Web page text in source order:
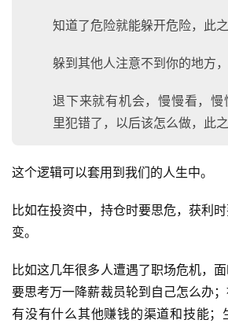
提
词
源
代
码
登录 注册
知道了危险就能躲开危险，此之
躲到其他人注意不到你的地方，
退下来就有机会，慢慢看，慢
里犯错了，以后该怎么做，此之
这个逻辑可以套用到我们的人生中。
比如在投资中，持仓时要思危，获利
变。
比如这几年很多人遭遇了职场危机，
要思考万一降薪裁员轮到自己怎么办
有没有什么其他赚钱的渠道和技能；